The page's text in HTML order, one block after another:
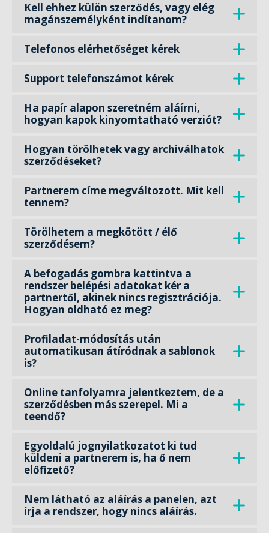
Kell ehhez külön szerződés, vagy elég
magánszemélyként indítanom?
Telefonos elérhetőséget kérek
Support telefonszámot kérek
Ha papír alapon szeretném aláírni,
hogyan kapok kinyomtatható verziót?
Hogyan törölhetek vagy archiválhatok
szerződéseket?
Partnerem címe megváltozott. Mit kell
tennem?
Törölhetem a megkötött / élő
szerződésem?
A befogadás gombra kattintva a
rendszer belépési adatokat kér a
partnertől, akinek nincs regisztrációja.
Hogyan oldható ez meg?
Profiladat-módosítás után
automatikusan átíródnak a sablonok
is?
Online tanfolyamra jelentkeztem, de a
szerződésben más szerepel. Mi a
teendő?
Egyoldalú jognyilatkozatot ki tud
küldeni a partnerem is, ha ő nem
előfizető?
Nem látható az aláírás a panelen, azt
írja a rendszer, hogy nincs aláírás.